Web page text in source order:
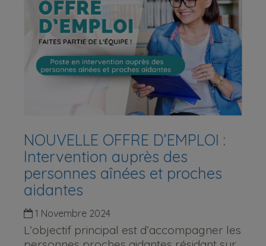
NOUVELLE OFFRE D’EMPLOI :
Intervention auprès des
personnes aînées et proches
aidantes
1 Novembre 2024
L’objectif principal est d’accompagner les